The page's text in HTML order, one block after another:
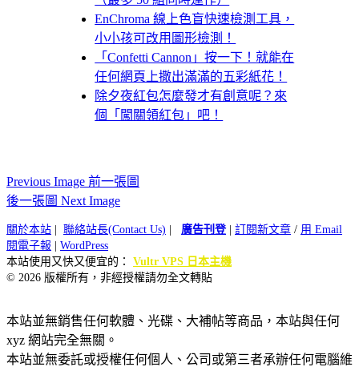
EnChroma 線上色盲快速檢測工具，
小小孩可改用圖形檢測！
「Confetti Cannon」按一下！就能在
任何網頁上撒出滿滿的五彩紙花！
除夕夜紅包怎麼發才有創意呢？來
個「闖關領紅包」吧！
Previous Image 前一張圖
後一張圖 Next Image
關於本站 聯絡站長(Contact Us) 廣告刊登| 訂閱新文章 / 用 Email
閱電子報
WordPress
本站使用又快又便宜的： Vultr VPS 日本主機
© 2026 版權所有，非經授權請勿全文轉貼
本站並無銷售任何軟體、光碟、大補帖等商品，本站與任何
xyz 網站完全無關。
本站並無委託或授權任何個人、公司或第三者承辦任何電腦維